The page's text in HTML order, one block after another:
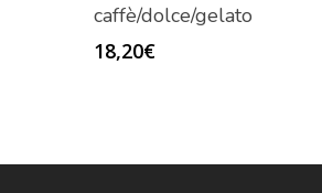
caffè/dolce/gelato
18,20€